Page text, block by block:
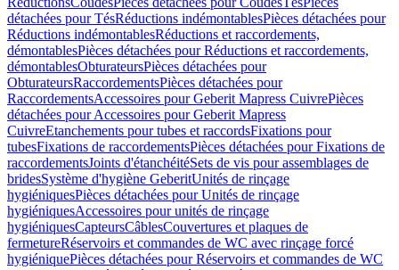
détachées pour TésRéductions indémontablesPièces détachées pour
Réductions indémontablesRéductions et raccordements,
démontablesPièces détachées pour Réductions et raccordements,
démontablesObturateursPièces détachées pour
ObturateursRaccordementsPièces détachées pour
RaccordementsAccessoires pour Geberit Mapress CuivrePièces
détachées pour Accessoires pour Geberit Mapress
CuivreEtanchements pour tubes et raccordsFixations pour
tubesFixations de raccordementsPièces détachées pour Fixations de
raccordementsJoints d'étanchéitéSets de vis pour assemblages de
bridesSystème d'hygiène GeberitUnités de rinçage
hygiéniquesPièces détachées pour Unités de rinçage
hygiéniquesAccessoires pour unités de rinçage
hygiéniquesCapteursCâblesCouvertures et plaques de
fermetureRéservoirs et commandes de WC avec rinçage forcé
hygiéniquePièces détachées pour Réservoirs et commandes de WC